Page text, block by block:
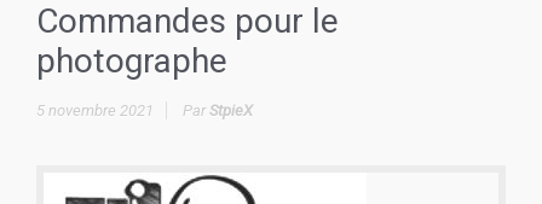
Commandes pour le
photographe
5 novembre 2021 ParStpieX